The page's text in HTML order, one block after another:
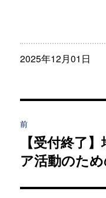
投
2025年12月01日
稿
ナ
ビ
前
去
投
【受付終了
ア活動のた